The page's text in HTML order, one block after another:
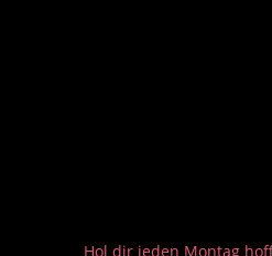
Hol dir jeden Montag